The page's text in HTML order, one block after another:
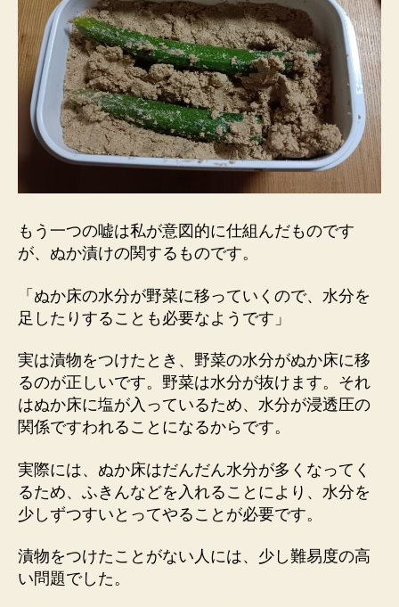
もう一つの嘘は私が意図的に仕組んだものです
が、ぬか漬けの関するものです。
「ぬか床の水分が野菜に移っていくので、水分を
足したりすることも必要なようです」
実は漬物をつけたとき、野菜の水分がぬか床に移
るのが正しいです。野菜は水分が抜けます。それ
はぬか床に塩が入っているため、水分が浸透圧の
関係ですわれることになるからです。
実際には、ぬか床はだんだん水分が多くなってく
るため、ふきんなどを入れることにより、水分を
少しずつすいとってやることが必要です。
漬物をつけたことがない人には、少し難易度の高
い問題でした。